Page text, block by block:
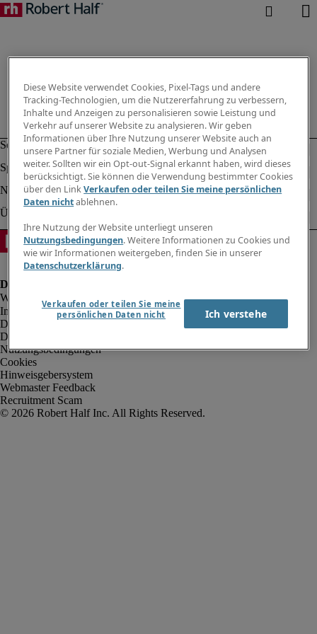
Impressum
Datenschutz
Datenschutz Arbeitnehmer/Zeitarbeitskräfte
Nutzungsbedingungen
Cookies
Hinweisgebersystem
Webmaster Feedback
Recruitment Scam
Diese Website verwendet Cookies, Pixel-Tags und andere
Tracking-Technologien, um die Nutzererfahrung zu verbessern,
Inhalte und Anzeigen zu personalisieren sowie Leistung und
Verkehr auf unserer Website zu analysieren. Wir geben
Informationen über Ihre Nutzung unserer Website auch an
unsere Partner für soziale Medien, Werbung und Analysen
weiter. Sollten wir ein Opt-out-Signal erkannt haben, wird dieses
berücksichtigt. Sie können die Verwendung bestimmter Cookies
über den LinkVerkaufen oder teilen Sie meine persönlichen
Daten nichtablehnen.
Ihre Nutzung der Website unterliegt unseren
Nutzungsbedingungen. Weitere Informationen zu Cookies und
wie wir Informationen weitergeben, finden Sie in unserer
Datenschutzerklärung.
Verkaufen oder teilen Sie meine
persönlichen Daten nicht
Ich verstehe